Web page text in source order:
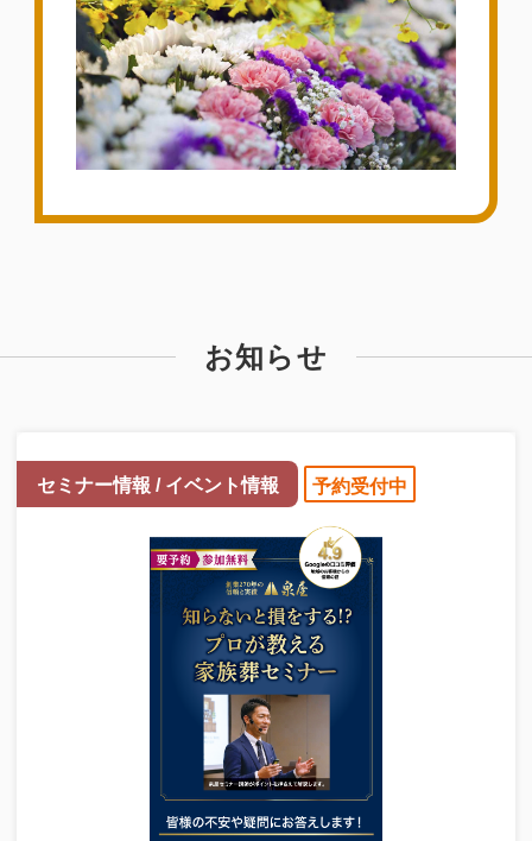
お知らせ
セミナー情報 / イベント情報 予約受付中